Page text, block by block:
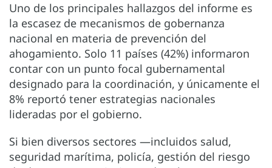
Uno de los principales hallazgos del informe es
la escasez de mecanismos de gobernanza
nacional en materia de prevención del
ahogamiento. Solo 11 países (42%) informaron
contar con un punto focal gubernamental
designado para la coordinación, y únicamente el
8% reportó tener estrategias nacionales
lideradas por el gobierno.
Si bien diversos sectores —incluidos salud,
seguridad marítima, policía, gestión del riesgo